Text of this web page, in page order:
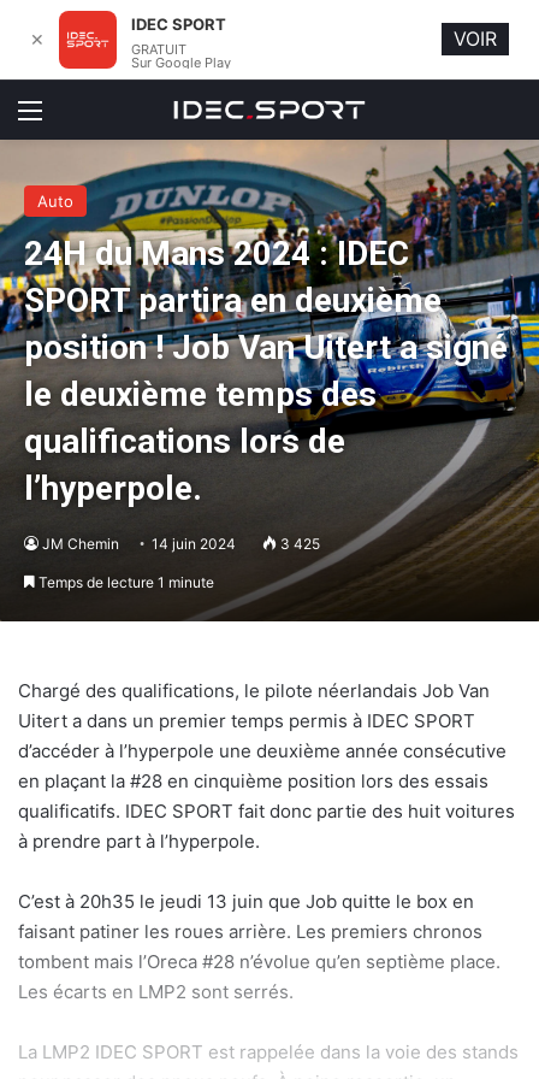
Menu
Auto
24H du Mans 2024 : IDEC
SPORT partira en deuxième
position ! Job Van Uitert a signé
le deuxième temps des
qualifications lors de
l’hyperpole.
JM Chemin 14 juin 2024 3 425
Temps de lecture 1 minute
Chargé des qualifications, le pilote néerlandais Job Van
Uitert a dans un premier temps permis à IDEC SPORT
d’accéder à l’hyperpole une deuxième année consécutive
en plaçant la #28 en cinquième position lors des essais
qualificatifs. IDEC SPORT fait donc partie des huit voitures
à prendre part à l’hyperpole.
C’est à 20h35 le jeudi 13 juin que Job quitte le box en
faisant patiner les roues arrière. Les premiers chronos
tombent mais l’Oreca #28 n’évolue qu’en septième place.
Les écarts en LMP2 sont serrés.
La LMP2 IDEC SPORT est rappelée dans la voie des stands
✕
IDEC SPORT
GRATUIT
Sur Google Play
VOIR